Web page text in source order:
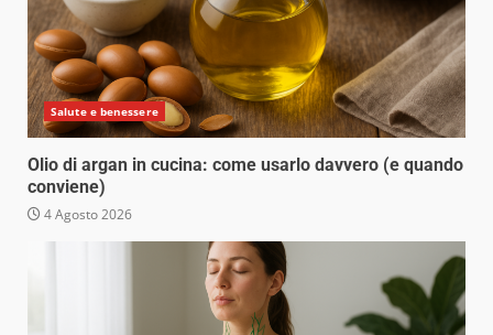
Salute e benessere
Olio di argan in cucina: come usarlo davvero (e quando
conviene)
4 Agosto 2026